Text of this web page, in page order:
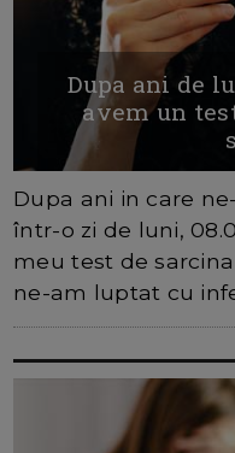
Dupa ani de
avem un
Dupa ani in care
într-o zi de luni,
meu test de
ne-am luptat cu